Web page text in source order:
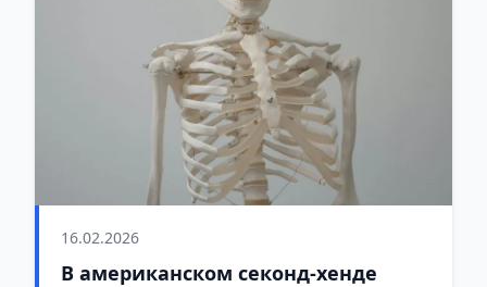
16.02.2026
В американском секонд-хенде